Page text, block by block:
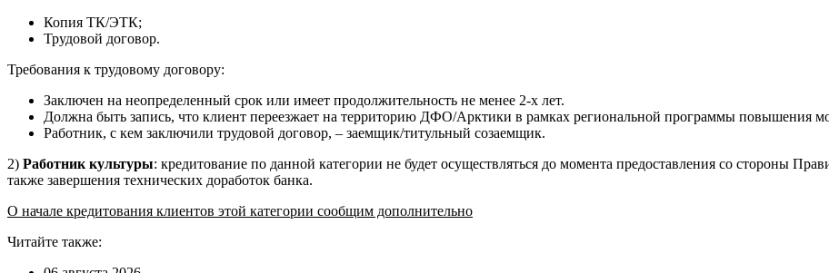
Копия ТК/ЭТК;
Трудовой договор.
Требования к трудовому договору:
Заключен на неопределенный срок или имеет продолжительность не менее 2-х лет.
Должна быть запись, что клиент переезжает на территорию ДФО/Арктики в рамках региональной программы повышения
Работник, с кем заключили трудовой договор, – заемщик/титульный созаемщик.
2) Работник культуры: кредитование по данной категории не будет осуществляться до момента предоставления со стороны
также завершения технических доработок банка.
О начале кредитования клиентов этой категории сообщим дополнительно
Читайте также: